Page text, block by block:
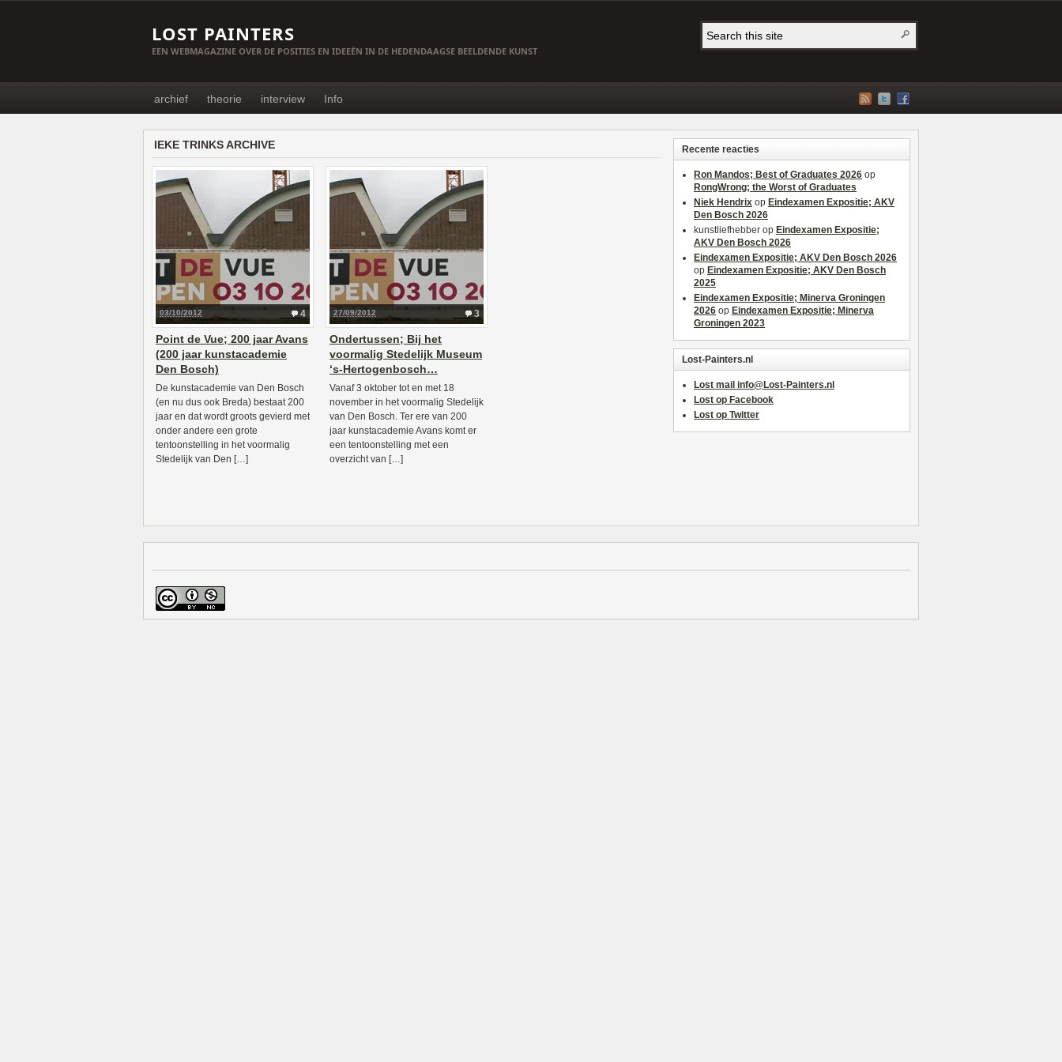
LOST PAINTERS
EEN WEBMAGAZINE OVER DE POSITIES EN IDEEËN IN DE HEDENDAAGSE BEELDENDE KUNST
archief theorie interview Info
IEKE TRINKS ARCHIVE
4
03/10/2012
Point de Vue; 200 jaar Avans
(200 jaar kunstacademie
Den Bosch)
De kunstacademie van Den Bosch
(en nu dus ook Breda) bestaat 200
jaar en dat wordt groots gevierd met
onder andere een grote
tentoonstelling in het voormalig
Stedelijk van Den […]
3
27/09/2012
Ondertussen; Bij het
voormalig Stedelijk Museum
‘s-Hertogenbosch…
Vanaf 3 oktober tot en met 18
november in het voormalig Stedelijk
van Den Bosch. Ter ere van 200
jaar kunstacademie Avans komt er
een tentoonstelling met een
overzicht van […]
Recente reacties
Ron Mandos; Best of Graduates 2026 op
RongWrong; the Worst of Graduates
Niek Hendrix op Eindexamen Expositie; AKV
Den Bosch 2026
kunstliefhebber op Eindexamen Expositie;
AKV Den Bosch 2026
Eindexamen Expositie; AKV Den Bosch 2026
op Eindexamen Expositie; AKV Den Bosch
2025
Eindexamen Expositie; Minerva Groningen
2026 op Eindexamen Expositie; Minerva
Groningen 2023
Lost-Painters.nl
Lost mail info@Lost-Painters.nl
Lost op Facebook
Lost op Twitter